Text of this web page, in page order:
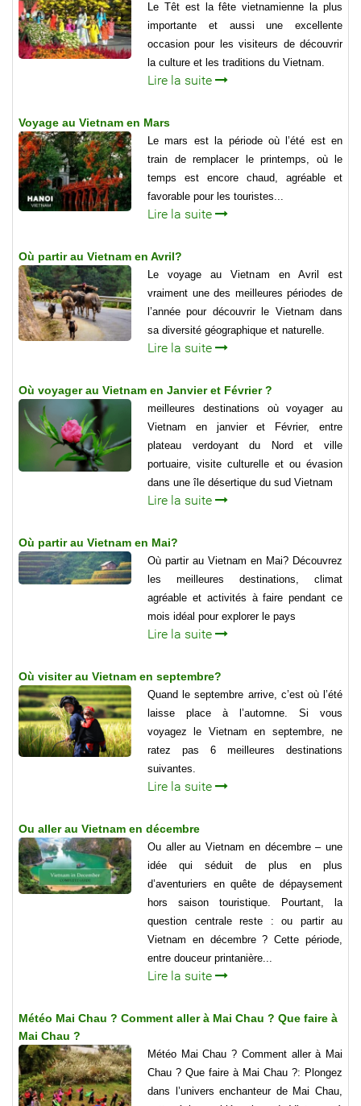
Le Têt est la fête vietnamienne la plus
importante et aussi une excellente
occasion pour les visiteurs de découvrir
la culture et les traditions du Vietnam.
Lire la suite
Voyage au Vietnam en Mars
Le mars est la période où l’été est en
train de remplacer le printemps, où le
temps est encore chaud, agréable et
favorable pour les touristes...
Lire la suite
Où partir au Vietnam en Avril?
Le voyage au Vietnam en Avril est
vraiment une des meilleures périodes de
l’année pour découvrir le Vietnam dans
sa diversité géographique et naturelle.
Lire la suite
Où voyager au Vietnam en Janvier et Février ?
meilleures destinations où voyager au
Vietnam en janvier et Février, entre
plateau verdoyant du Nord et ville
portuaire, visite culturelle et ou évasion
dans une île désertique du sud Vietnam
Lire la suite
Où partir au Vietnam en Mai?
Où partir au Vietnam en Mai? Découvrez
les meilleures destinations, climat
agréable et activités à faire pendant ce
mois idéal pour explorer le pays
Lire la suite
Où visiter au Vietnam en septembre?
Quand le septembre arrive, c’est où l’été
laisse place à l’automne. Si vous
voyagez le Vietnam en septembre, ne
ratez pas 6 meilleures destinations
suivantes.
Lire la suite
Ou aller au Vietnam en décembre
Ou aller au Vietnam en décembre – une
idée qui séduit de plus en plus
d’aventuriers en quête de dépaysement
hors saison touristique. Pourtant, la
question centrale reste : ou partir au
Vietnam en décembre ? Cette période,
entre douceur printanière...
Lire la suite
Météo Mai Chau ? Comment aller à Mai Chau ? Que faire à
Mai Chau ?
Météo Mai Chau ? Comment aller à Mai
Chau ? Que faire à Mai Chau ?: Plongez
dans l’univers enchanteur de Mai Chau,